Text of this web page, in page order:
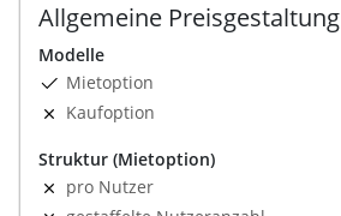
Allgemeine Preisgestaltung
Modelle
Mietoption
Kaufoption
Struktur (Mietoption)
pro Nutzer